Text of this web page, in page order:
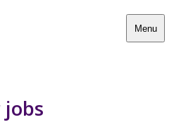
Menu
jobs